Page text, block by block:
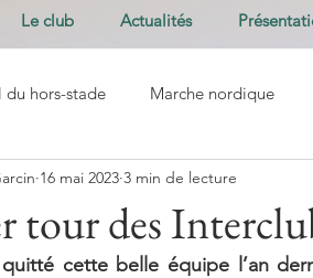
Le club Actualités
du hors-stade Marche nordique
tour des
16 mai 2023 3 min de lecture
cette belle équipe l’an